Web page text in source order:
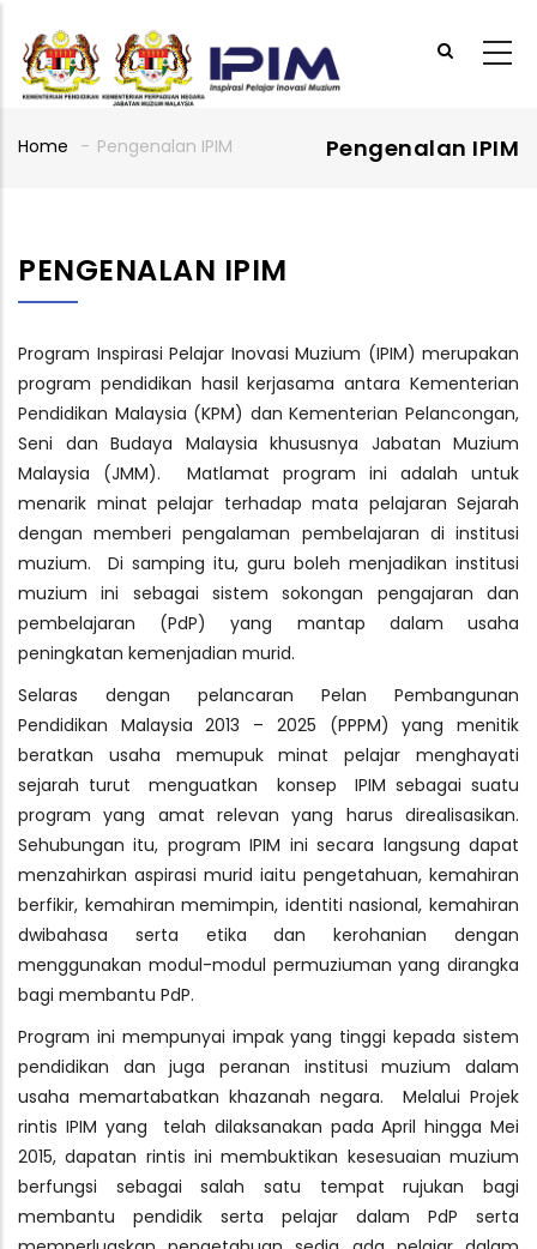
main
content
Pengenalan IPIM
Breadcrumb
Home - Pengenalan IPIM
PENGENALAN IPIM
Program Inspirasi Pelajar Inovasi Muzium (IPIM) merupakan
program pendidikan hasil kerjasama antara Kementerian
Pendidikan Malaysia (KPM) dan Kementerian Pelancongan,
Seni dan Budaya Malaysia khususnya Jabatan Muzium
Malaysia (JMM). Matlamat program ini adalah untuk
menarik minat pelajar terhadap mata pelajaran Sejarah
dengan memberi pengalaman pembelajaran di institusi
muzium. Di samping itu, guru boleh menjadikan institusi
muzium ini sebagai sistem sokongan pengajaran dan
pembelajaran (PdP) yang mantap dalam usaha
peningkatan kemenjadian murid.
Selaras dengan pelancaran Pelan Pembangunan
Pendidikan Malaysia 2013 – 2025 (PPPM) yang menitik
beratkan usaha memupuk minat pelajar menghayati
sejarah turut menguatkan konsep IPIM sebagai suatu
program yang amat relevan yang harus direalisasikan.
Sehubungan itu, program IPIM ini secara langsung dapat
menzahirkan aspirasi murid iaitu pengetahuan, kemahiran
berfikir, kemahiran memimpin, identiti nasional, kemahiran
dwibahasa serta etika dan kerohanian dengan
menggunakan modul-modul permuziuman yang dirangka
bagi membantu PdP.
Program ini mempunyai impak yang tinggi kepada sistem
pendidikan dan juga peranan institusi muzium dalam
usaha memartabatkan khazanah negara. Melalui Projek
rintis IPIM yang telah dilaksanakan pada April hingga Mei
2015, dapatan rintis ini membuktikan kesesuaian muzium
berfungsi sebagai salah satu tempat rujukan bagi
membantu pendidik serta pelajar dalam PdP serta